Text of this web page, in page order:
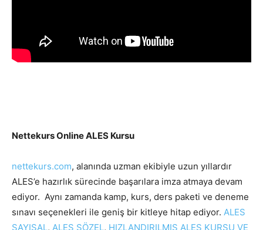
Nettekurs Online ALES Kursu
nettekurs.com, alanında uzman ekibiyle uzun yıllardır
ALES’e hazırlık sürecinde başarılara imza atmaya devam
ediyor. Aynı zamanda kamp, kurs, ders paketi ve deneme
sınavı seçenekleri ile geniş bir kitleye hitap ediyor. ALES
SAYISAL, ALES SÖZEL, HIZLANDIRILMIŞ ALES KURSU VE